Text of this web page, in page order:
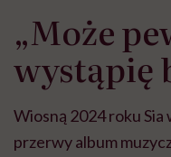
„Może
wystąpię
Wiosną 2024 roku
przerwy album